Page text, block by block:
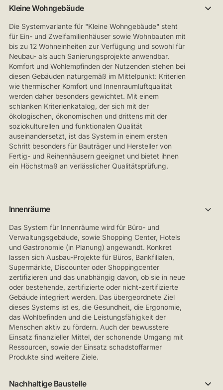
Kleine Wohngebäude
Die Systemvariante für "Kleine Wohngebäude" steht
für Ein- und Zweifamilienhäuser sowie Wohnbauten mit
bis zu 12 Wohneinheiten zur Verfügung und sowohl für
Neubau- als auch Sanierungsprojekte anwendbar.
Komfort und Wohlempfinden der Nutzenden stehen bei
diesen Gebäuden naturgemäß im Mittelpunkt: Kriterien
wie thermischer Komfort und Innenraumluftqualität
werden daher besonders gewichtet. Mit einem
schlanken Kriterienkatalog, der sich mit der
ökologischen, ökonomischen und drittens mit der
soziokulturellen und funktionalen Qualität
auseinandersetzt, ist das System in einem ersten
Schritt besonders für Bauträger und Hersteller von
Fertig- und Reihenhäusern geeignet und bietet ihnen
ein Höchstmaß an verlässlicher Qualitätsprüfung.
Innenräume
Das System für Innenräume wird für Büro- und
Verwaltungsgebäude, sowie Shopping Center, Hotels
und Gastronomie (in Planung) angewandt. Konkret
lassen sich Ausbau-Projekte für Büros, Bankfilialen,
Supermärkte, Discounter oder Shoppingcenter
zertifizieren und das unabhängig davon, ob sie in neue
oder bestehende, zertifizierte oder nicht-zertifizierte
Gebäude integriert werden. Das übergeordnete Ziel
dieses Systems ist es, die Gesundheit, die Ergonomie,
das Wohlbefinden und die Leistungsfähigkeit der
Menschen aktiv zu fördern. Auch der bewusstere
Einsatz finanzieller Mittel, der schonende Umgang mit
Ressourcen, sowie der Einsatz schadstoffarmer
Produkte sind weitere Ziele.
Nachhaltige Baustelle